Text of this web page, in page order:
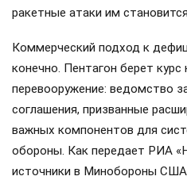
ракетные атаки им
Коммерческий подход к
конечно. Пентагон берет курс
перевооружение: ведомство
соглашения, призванные
важных компонентов для
обороны. Как передает РИА
источники в Минобороны